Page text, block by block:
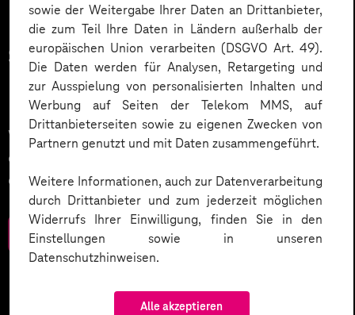
sowie der Weitergabe Ihrer Daten an Drittanbieter,
die zum Teil Ihre Daten in Ländern außerhalb der
europäischen Union verarbeiten (DSGVO Art. 49).
Die Daten werden für Analysen, Retargeting und
zur Ausspielung von personalisierten Inhalten und
Werbung auf Seiten der Telekom MMS, auf
Drittanbieterseiten sowie zu eigenen Zwecken von
Partnern genutzt und mit Daten zusammengeführt.
Weitere Informationen, auch zur Datenverarbeitung
durch Drittanbieter und zum jederzeit möglichen
Widerrufs Ihrer Einwilligung, finden Sie in den
Einstellungen sowie in unseren
Datenschutzhinweisen.
Alle akzeptieren
Smarter Manufacturing mit
Plan.
Wer komplexe Prozesse digitalisieren will, braucht
einen Plan. Wir haben Strategien zusammengestellt,
die Sie wettbewerbsstark machen.
Zum Download